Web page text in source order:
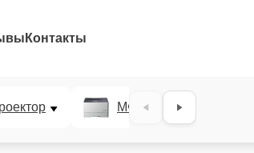
Контакты
МФУ